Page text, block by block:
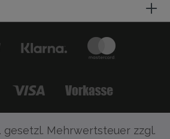
gesetzl. Mehrwertsteuer zzgl.